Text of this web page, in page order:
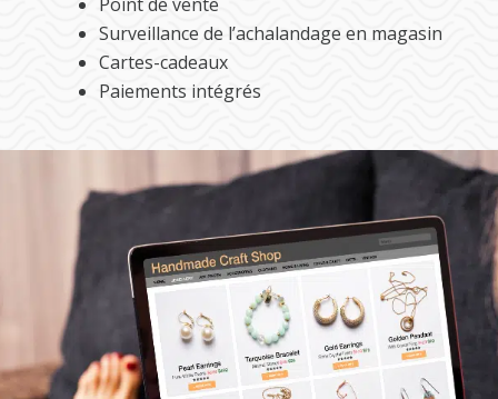
Surveillance de l’achalandage en magasin
Cartes-cadeaux
Paiements intégrés